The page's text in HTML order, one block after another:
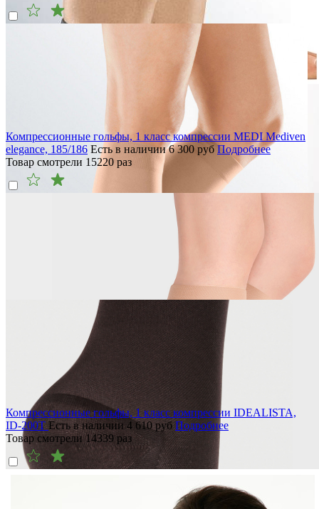
Компрессионные гольфы, 1 класс компрессии MEDI Mediven
elegance, 185/186 Есть в наличии 6 300 руб Подробнее
Товар смотрели 15220 раз
Компрессионные гольфы, 1 класс компрессии IDEALISTA,
ID-200TЕсть в наличии 4 610руб Подробнее
Товар смотрели14339 раз